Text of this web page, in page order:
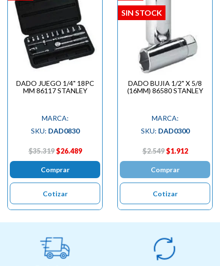
DADO JUEGO 1/4" 18PC
MM 86117 STANLEY
MARCA:
SKU: DAD0830
$35.319 $26.489
Comprar
Cotizar
DADO BUJIA 1/2" X 5/8
(16MM) 86580 STANLEY
MARCA:
SKU: DAD0300
$2.549 $1.912
Comprar
Cotizar
SIN STOCK